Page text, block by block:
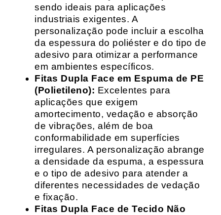
sendo ideais para aplicações
industriais exigentes. A
personalização pode incluir a escolha
da espessura do poliéster e do tipo de
adesivo para otimizar a performance
em ambientes específicos.
Fitas Dupla Face em Espuma de PE
(Polietileno): Excelentes para
aplicações que exigem
amortecimento, vedação e absorção
de vibrações, além de boa
conformabilidade em superfícies
irregulares. A personalização abrange
a densidade da espuma, a espessura
e o tipo de adesivo para atender a
diferentes necessidades de vedação
e fixação.
Fitas Dupla Face de Tecido Não